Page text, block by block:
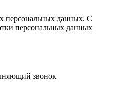
персональных данных. С
персональных данных
звонок